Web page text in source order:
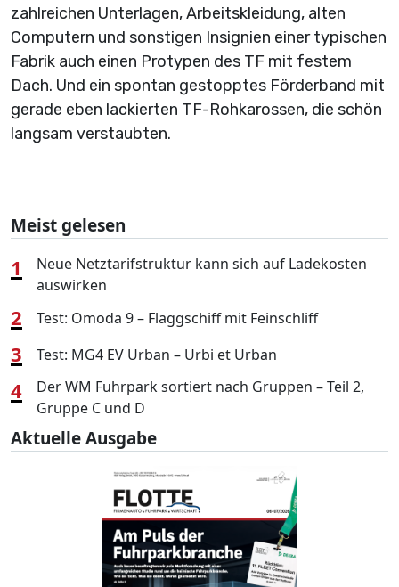
zahlreichen Unterlagen, Arbeitskleidung, alten
Computern und sonstigen Insignien einer typischen
Fabrik auch einen Protypen des TF mit festem
Dach. Und ein spontan gestopptes Förderband mit
gerade eben lackierten TF-Rohkarossen, die schön
langsam verstaubten.
Meist gelesen
1
Neue Netztarifstruktur kann sich auf Ladekosten
auswirken
2 Test: Omoda 9 – Flaggschiff mit Feinschliff
3 Test: MG4 EV Urban – Urbi et Urban
4
Der WM Fuhrpark sortiert nach Gruppen – Teil 2,
Gruppe C und D
Aktuelle Ausgabe